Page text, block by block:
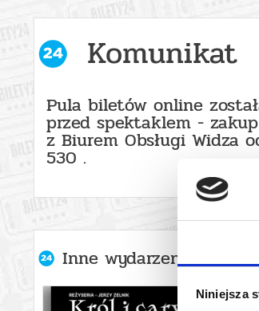
Niniejsza
Komunikat
Pula biletów online
przed spektaklem -
z Biurem Obsługi Widza
530 .
Inne wydarzenia